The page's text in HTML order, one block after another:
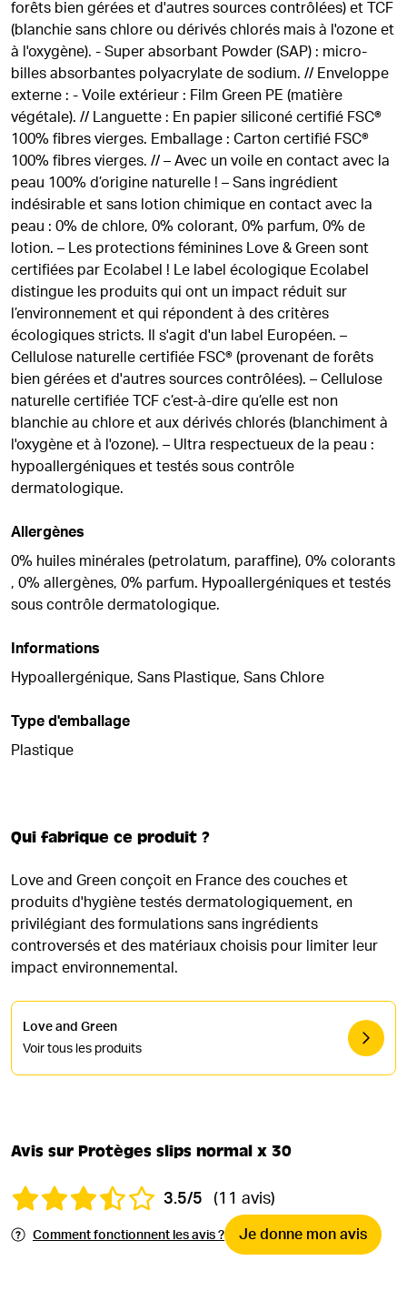
forêts bien gérées et d'autres sources contrôlées) et TCF
(blanchie sans chlore ou dérivés chlorés mais à l'ozone et
à l'oxygène). - Super absorbant Powder (SAP) : micro-
billes absorbantes polyacrylate de sodium. // Enveloppe
externe : - Voile extérieur : Film Green PE (matière
végétale). // Languette : En papier siliconé certifié FSC®
100% fibres vierges. Emballage : Carton certifié FSC®
100% fibres vierges. // – Avec un voile en contact avec la
peau 100% d’origine naturelle ! – Sans ingrédient
indésirable et sans lotion chimique en contact avec la
peau : 0% de chlore, 0% colorant, 0% parfum, 0% de
lotion. – Les protections féminines Love & Green sont
certifiées par Ecolabel ! Le label écologique Ecolabel
distingue les produits qui ont un impact réduit sur
l’environnement et qui répondent à des critères
écologiques stricts. Il s'agit d'un label Européen. –
Cellulose naturelle certifiée FSC® (provenant de forêts
bien gérées et d'autres sources contrôlées). – Cellulose
naturelle certifiée TCF c’est-à-dire qu’elle est non
blanchie au chlore et aux dérivés chlorés (blanchiment à
l'oxygène et à l'ozone). – Ultra respectueux de la peau :
hypoallergéniques et testés sous contrôle
dermatologique.
Allergènes
0% huiles minérales (petrolatum, paraffine), 0% colorants
, 0% allergènes, 0% parfum. Hypoallergéniques et testés
sous contrôle dermatologique.
Informations
Hypoallergénique, Sans Plastique, Sans Chlore
Type d'emballage
Plastique
Qui fabrique ce produit ?
Love and Green conçoit en France des couches et
produits d'hygiène testés dermatologiquement, en
privilégiant des formulations sans ingrédients
controversés et des matériaux choisis pour limiter leur
impact environnemental.
Love and Green
Voir tous les produits
Avis sur Protèges slips normal x 30
3.5/5 (11 avis)
Comment fonctionnent les avis ? Je donne mon avis